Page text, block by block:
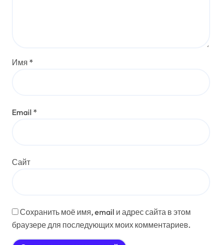
Имя *
Email *
Сайт
Сохранить моё имя, email и адрес сайта в этом
браузере для последующих моих комментариев.